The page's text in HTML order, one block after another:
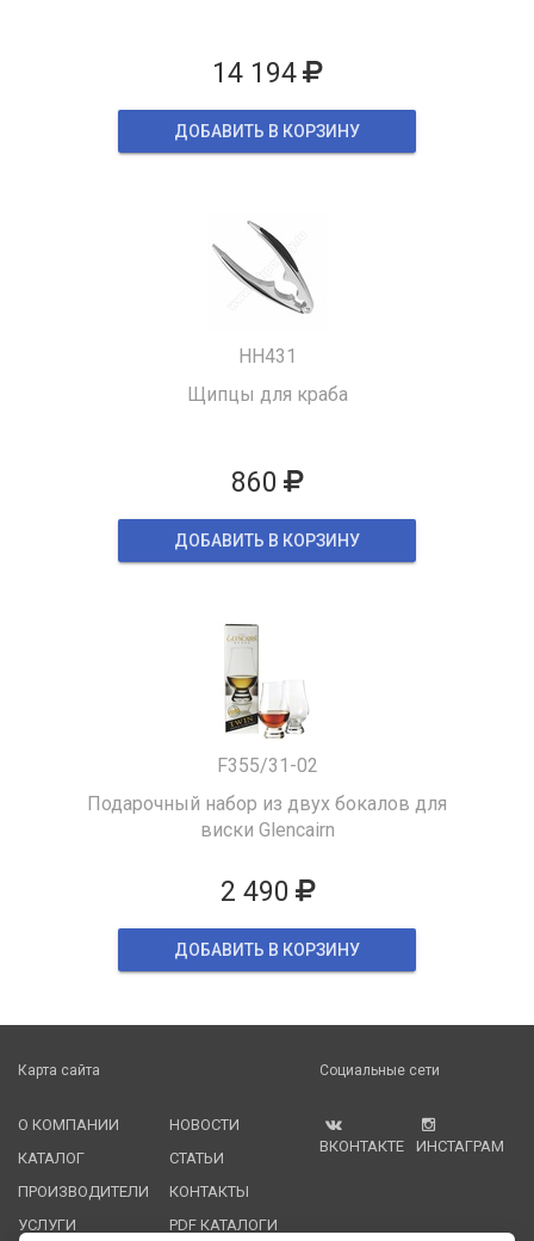
14 194
ДОБАВИТЬ В КОРЗИНУ
HH431
Щипцы для краба
860
ДОБАВИТЬ В КОРЗИНУ
F355/31-02
Подарочный набор из двух бокалов для
виски Glencairn
2 490
ДОБАВИТЬ В КОРЗИНУ
Карта сайта
О КОМПАНИИ
КАТАЛОГ
ПРОИЗВОДИТЕЛИ
УСЛУГИ
НОВОСТИ
СТАТЬИ
КОНТАКТЫ
PDF КАТАЛОГИ
Социальные сети
ВКОНТАКТЕ ИНСТАГРАМ